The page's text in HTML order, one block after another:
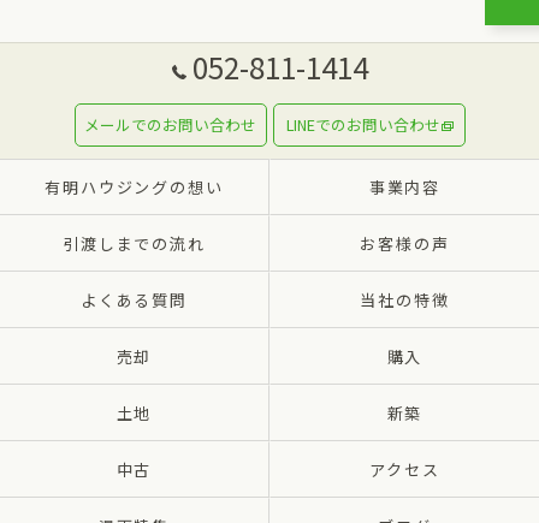
052-811-1414
メールでのお問い合わせ LINEでのお問い合わせ
有明ハウジングの想い 事業内容
引渡しまでの流れ お客様の声
よくある質問 当社の特徴
売却 購入
土地 新築
中古 アクセス